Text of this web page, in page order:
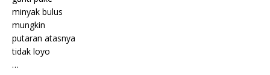
minyak bulus
mungkin
putaran atasnya
tidak loyo
…